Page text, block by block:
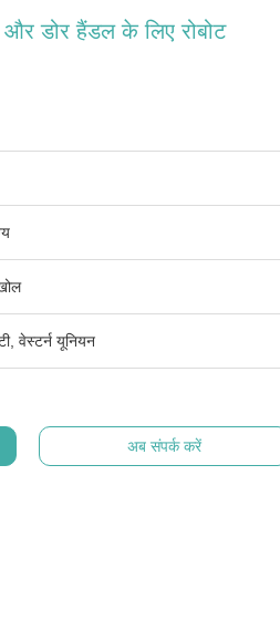
डोर हैंडल के लिए रोबोट
वेस्टर्न यूनियन
अब संपर्क करें